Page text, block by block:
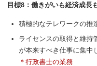
目標8：働きがいも経済成長
積極的なテレワークの推
ライセンスの取得と維
が本来すべき仕事に集中
＊行政書士の業務